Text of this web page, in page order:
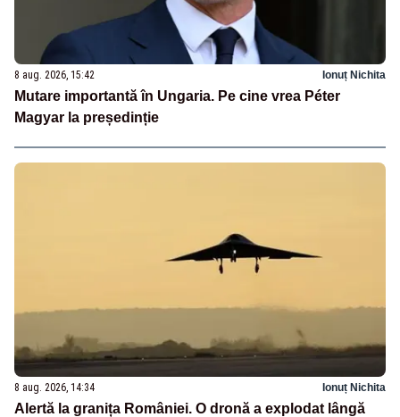
8 aug. 2026, 15:42 Ionuț Nichita
Mutare importantă în Ungaria. Pe cine vrea Péter
Magyar la președinție
8 aug. 2026, 14:34 Ionuț Nichita
Alertă la granița României. O dronă a explodat lângă